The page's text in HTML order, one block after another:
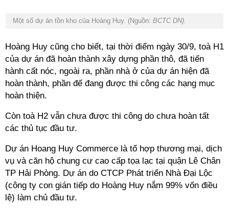
Một số dự án tồn kho của Hoàng Huy. (Nguồn: BCTC DN).
Hoàng Huy cũng cho biết, tại thời điểm ngày 30/9, toà H1
của dự án đã hoàn thành xây dựng phần thô, đã tiến
hành cất nóc, ngoài ra, phần nhà ở của dự án hiện đã
hoàn thành, phần đế đang được thi công các hạng mục
hoàn thiện.
Còn toà H2 vẫn chưa được thi công do chưa hoàn tất
các thủ tục đầu tư.
Dự án Hoang Huy Commerce là tổ hợp thương mại, dịch
vụ và căn hộ chung cư cao cấp tọa lạc tại quận Lê Chân
TP Hải Phòng. Dự án do CTCP Phát triển Nhà Đại Lộc
(công ty con gián tiếp do Hoàng Huy nắm 99% vốn điều
lệ) làm chủ đầu tư.